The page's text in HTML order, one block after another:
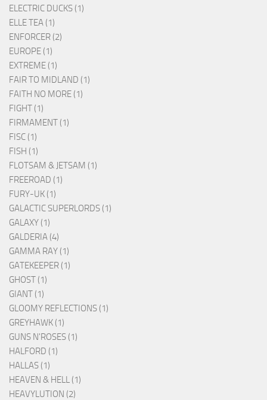
ELECTRIC DUCKS (1)
ELLE TEA (1)
ENFORCER (2)
EUROPE (1)
EXTREME (1)
FAIR TO MIDLAND (1)
FAITH NO MORE (1)
FIGHT (1)
FIRMAMENT (1)
FISC (1)
FISH (1)
FLOTSAM & JETSAM (1)
FREEROAD (1)
FURY-UK (1)
GALACTIC SUPERLORDS (1)
GALAXY (1)
GALDERIA (4)
GAMMA RAY (1)
GATEKEEPER (1)
GHOST (1)
GIANT (1)
GLOOMY REFLECTIONS (1)
GREYHAWK (1)
GUNS N'ROSES (1)
HALFORD (1)
HALLAS (1)
HEAVEN & HELL (1)
HEAVYLUTION (2)